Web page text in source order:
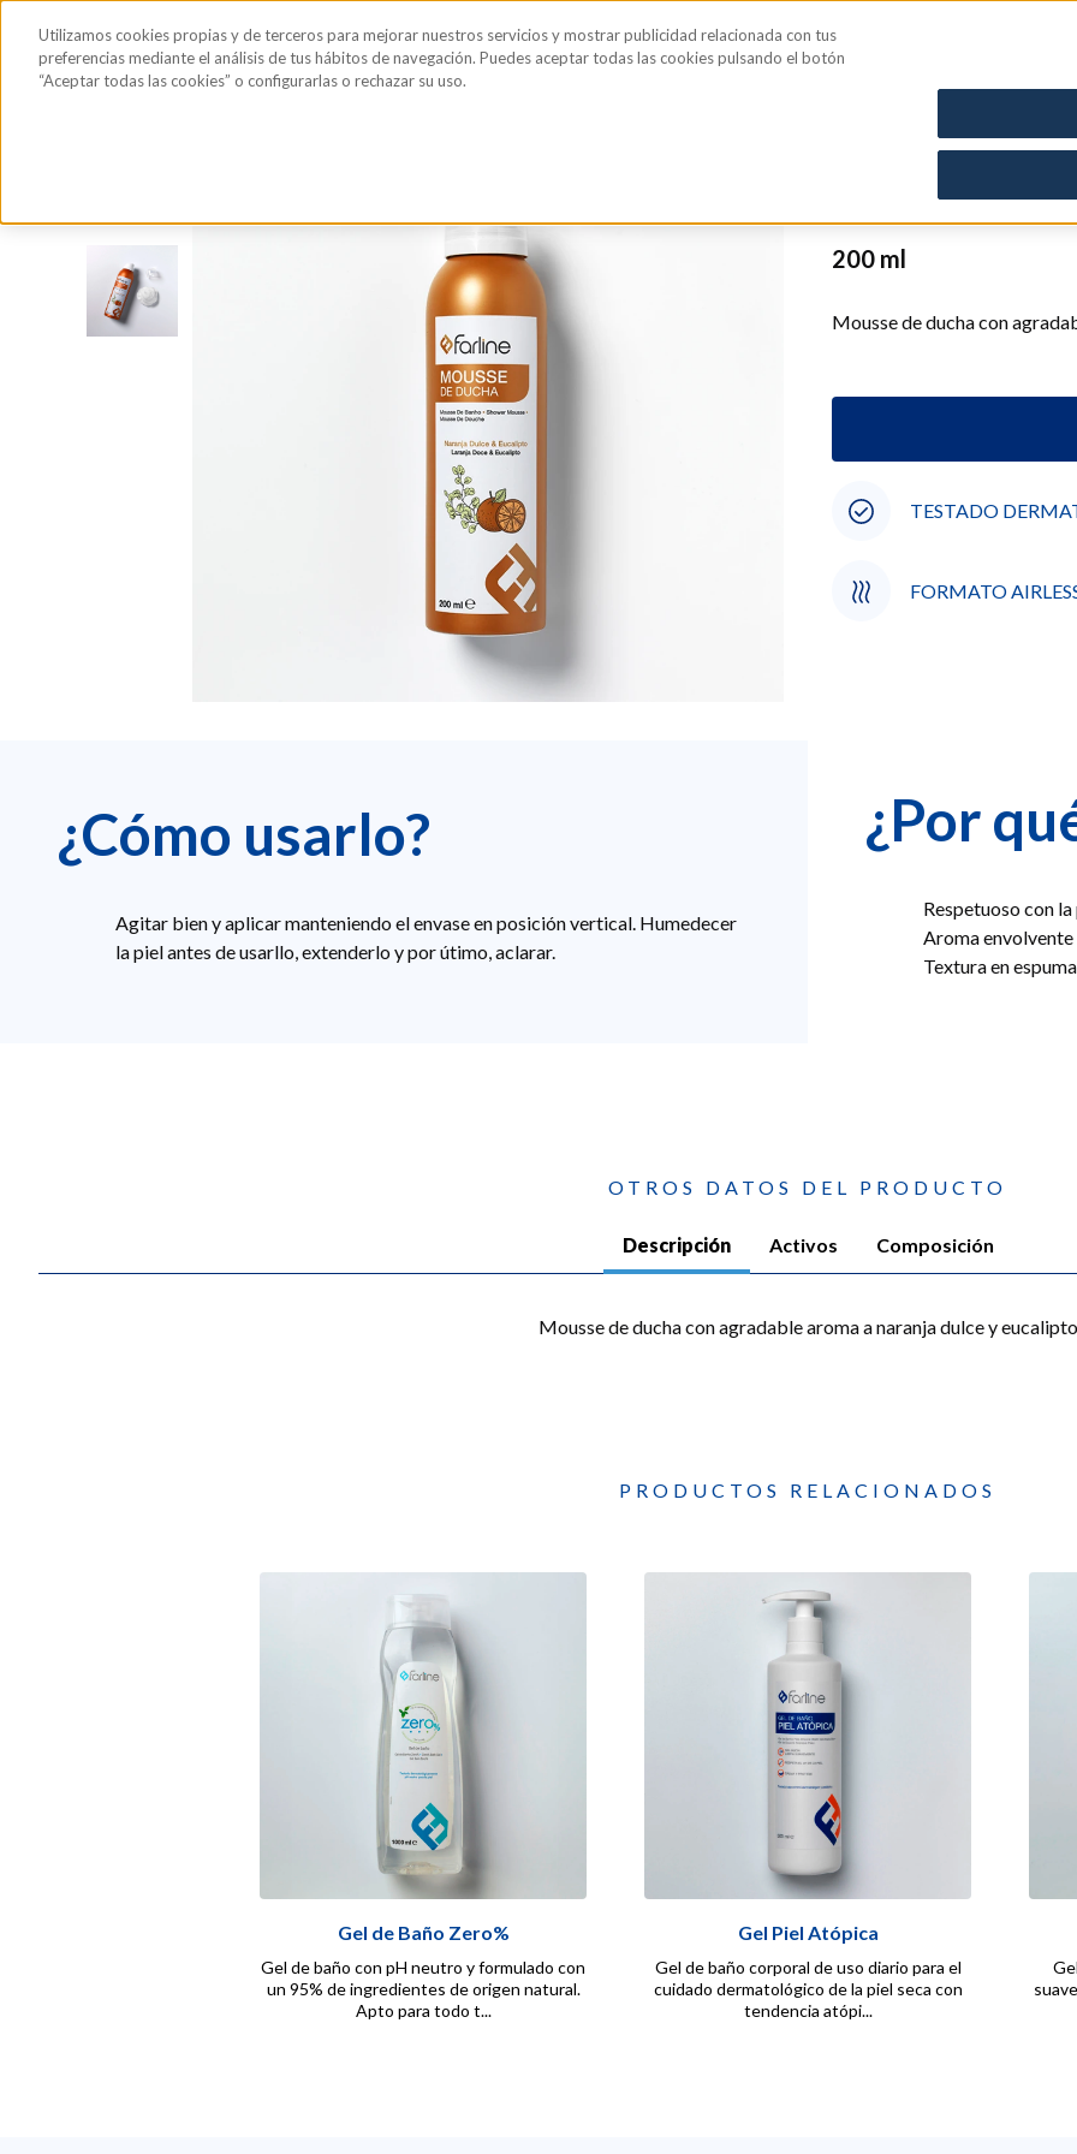
Todos los
productos
Sérum de pestañas y cejasGafas de SolHigiene íntimaBlog
CN: 2151253
Mousse
200 ml
Mousse de ducha con
TESTADO
FORMATO
¿Cómo usarlo?
Agitar bien y aplicar manteniendo el envase en posición vertical. Humedecer
la piel antes de usarllo, extenderlo y por útimo, aclarar.
¿Por
Respetuoso con
Aroma envolvente
Textura en espuma
OTROS DATOS DEL PRODUCTO
Descripción Activos Composición
Mousse de ducha con agradable aroma a naranja dulce y eucalipto
PRODUCTOS RELACIONADOS
Gel de Baño Zero%
Gel de baño con pH neutro y formulado con
un 95% de ingredientes de origen natural.
Apto para todo t...
Gel Piel Atópica
Gel de baño corporal de uso diario para el
cuidado dermatológico de la piel seca con
tendencia atópi...
Utilizamos cookies propias y de terceros para mejorar nuestros servicios y mostrar publicidad relacionada con tus
preferencias mediante el análisis de tus hábitos de navegación. Puedes aceptar todas las cookies pulsando el botón
“Aceptar todas las cookies” o configurarlas o rechazar su uso.